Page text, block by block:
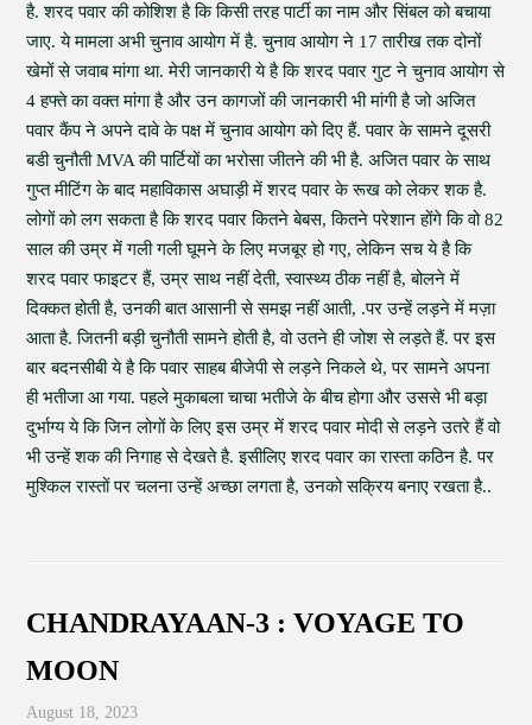
है. शरद पवार की कोशिश है कि किसी तरह पार्टी का नाम और सिंबल को बचाया
जाए. ये मामला अभी चुनाव आयोग में है. चुनाव आयोग ने 17 तारीख तक दोनों
खेमों से जवाब मांगा था. मेरी जानकारी ये है कि शरद पवार गुट ने चुनाव आयोग से
4 हफ्ते का वक्त मांगा है और उन कागजों की जानकारी भी मांगी है जो अजित
पवार कैंप ने अपने दावे के पक्ष में चुनाव आयोग को दिए हैं. पवार के सामने दूसरी
बडी चुनौती MVA की पार्टियों का भरोसा जीतने की भी है. अजित पवार के साथ
गुप्त मीटिंग के बाद महाविकास अघाड़ी में शरद पवार के रूख को लेकर शक है.
लोगों को लग सकता है कि शरद पवार कितने बेबस, कितने परेशान होंगे कि वो 82
साल की उम्र में गली गली घूमने के लिए मजबूर हो गए, लेकिन सच ये है कि
शरद पवार फाइटर हैं, उम्र साथ नहीं देती, स्वास्थ्य ठीक नहीं है, बोलने में
दिक्कत होती है, उनकी बात आसानी से समझ नहीं आती, .पर उन्हें लड़ने में मज़ा
आता है. जितनी बड़ी चुनौती सामने होती है, वो उतने ही जोश से लड़ते हैं. पर इस
बार बदनसीबी ये है कि पवार साहब बीजेपी से लड़ने निकले थे, पर सामने अपना
ही भतीजा आ गया. पहले मुकाबला चाचा भतीजे के बीच होगा और उससे भी बड़ा
दुर्भाग्य ये कि जिन लोगों के लिए इस उम्र में शरद पवार मोदी से लड़ने उतरे हैं वो
भी उन्हें शक की निगाह से देखते है. इसीलिए शरद पवार का रास्ता कठिन है. पर
मुश्किल रास्तों पर चलना उन्हें अच्छा लगता है, उनको सक्रिय बनाए रखता है..
CHANDRAYAAN-3 : VOYAGE TO
MOON
August 18, 2023